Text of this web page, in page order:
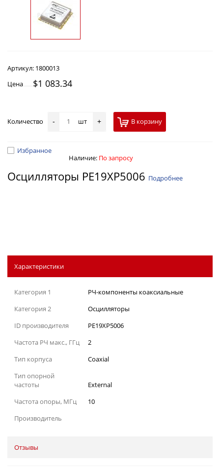
Артикул: 1800013
Цена
$1 083.34
Количество - шт + В корзину
Избранное
Наличие: По запросу
Осцилляторы PE19XP5006 Подробнее
Характеристики
Категория 1
РЧ-компоненты коаксиальные
Категория 2
Осцилляторы
ID производителя
PE19XP5006
Частота РЧ макс., ГГц
2
Тип корпуса
Coaxial
Тип опорной
частоты
External
Частота опоры, МГц
10
Производитель
Отзывы